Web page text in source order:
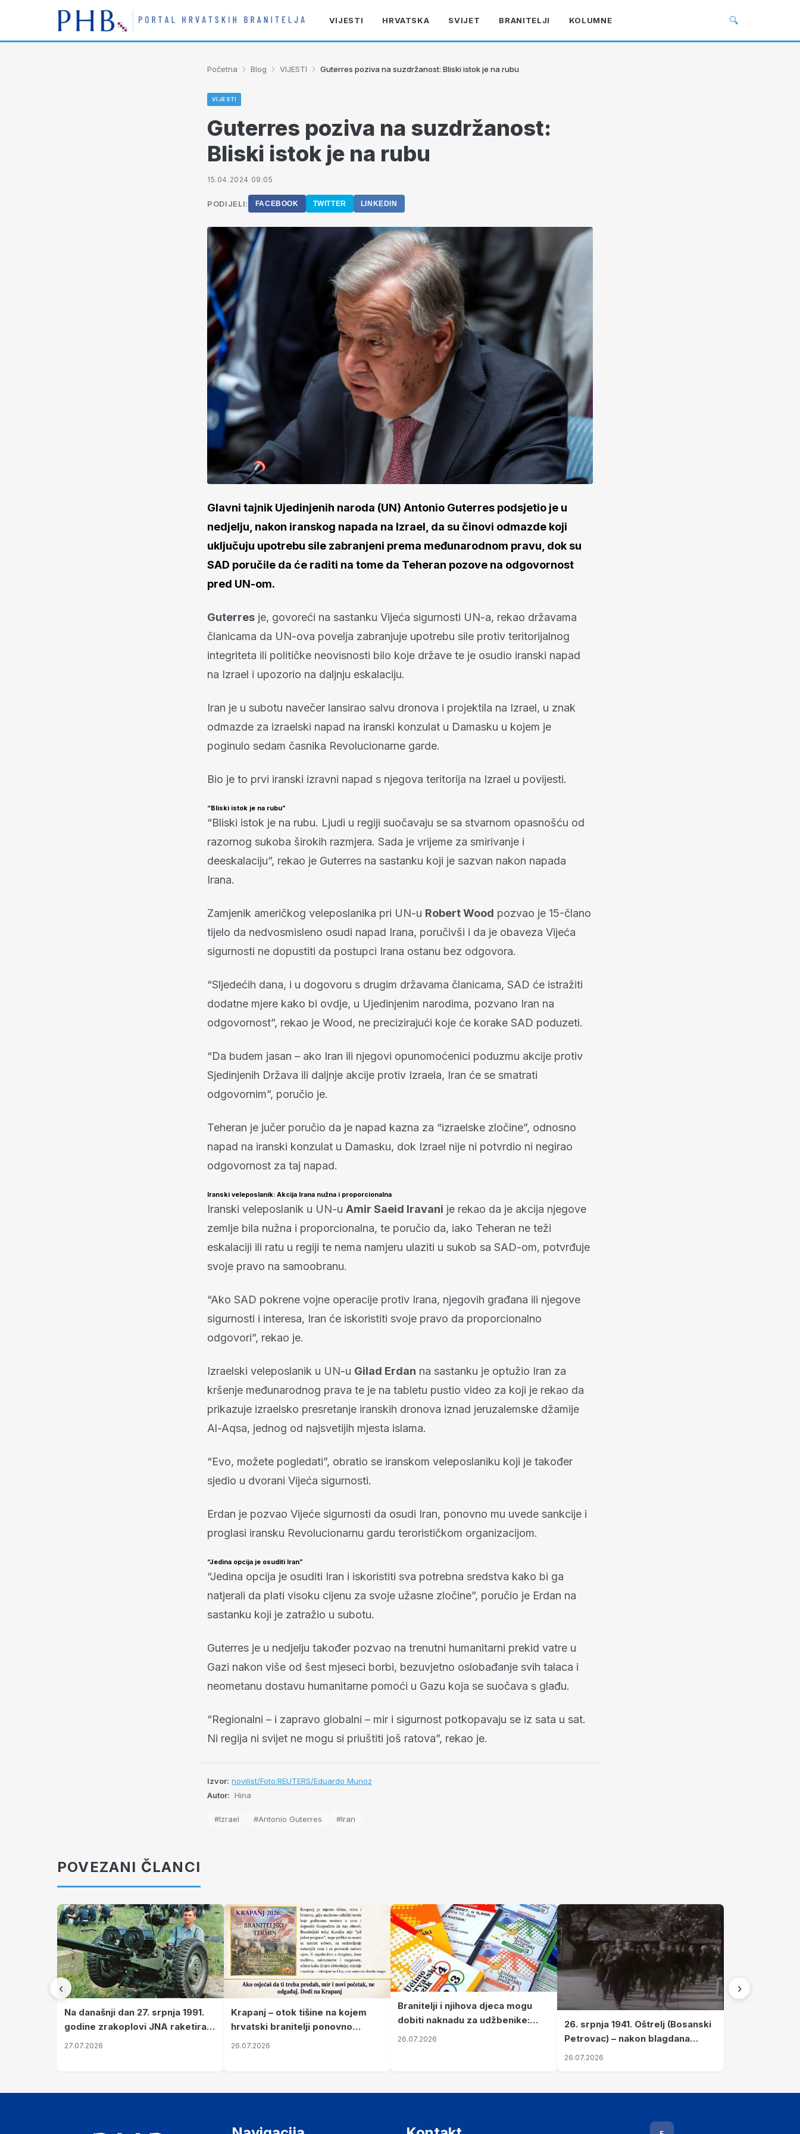
VIJESTI HRVATSKA SVIJET BRANITELJI KOLUMNE 🔍
Početna › Blog › VIJESTI › Guterres poziva na suzdržanost: Bliski istok je na rubu
VIJESTI
Guterres poziva na suzdržanost:
Bliski istok je na rubu
15.04.2024 09:05
PODIJELI: FACEBOOK TWITTER LINKEDIN
Glavni tajnik Ujedinjenih naroda (UN) Antonio Guterres podsjetio je u
nedjelju, nakon iranskog napada na Izrael, da su činovi odmazde koji
uključuju upotrebu sile zabranjeni prema međunarodnom pravu, dok su
SAD poručile da će raditi na tome da Teheran pozove na odgovornost
pred UN-om.
Guterres je, govoreći na sastanku Vijeća sigurnosti UN-a, rekao državama
članicama da UN-ova povelja zabranjuje upotrebu sile protiv teritorijalnog
integriteta ili političke neovisnosti bilo koje države te je osudio iranski napad
na Izrael i upozorio na daljnju eskalaciju.
Iran je u subotu navečer lansirao salvu dronova i projektila na Izrael, u znak
odmazde za izraelski napad na iranski konzulat u Damasku u kojem je
poginulo sedam časnika Revolucionarne garde.
Bio je to prvi iranski izravni napad s njegova teritorija na Izrael u povijesti.
“Bliski istok je na rubu”
“Bliski istok je na rubu. Ljudi u regiji suočavaju se sa stvarnom opasnošću od
razornog sukoba širokih razmjera. Sada je vrijeme za smirivanje i
deeskalaciju”, rekao je Guterres na sastanku koji je sazvan nakon napada
Irana.
Zamjenik američkog veleposlanika pri UN-u Robert Wood pozvao je 15-člano
tijelo da nedvosmisleno osudi napad Irana, poručivši i da je obaveza Vijeća
sigurnosti ne dopustiti da postupci Irana ostanu bez odgovora.
“Sljedećih dana, i u dogovoru s drugim državama članicama, SAD će istražiti
dodatne mjere kako bi ovdje, u Ujedinjenim narodima, pozvano Iran na
odgovornost”, rekao je Wood, ne precizirajući koje će korake SAD poduzeti.
“Da budem jasan – ako Iran ili njegovi opunomoćenici poduzmu akcije protiv
Sjedinjenih Država ili daljnje akcije protiv Izraela, Iran će se smatrati
odgovornim”, poručio je.
Teheran je jučer poručio da je napad kazna za “izraelske zločine”, odnosno
napad na iranski konzulat u Damasku, dok Izrael nije ni potvrdio ni negirao
odgovornost za taj napad.
Iranski veleposlanik: Akcija Irana nužna i proporcionalna
Iranski veleposlanik u UN-u Amir Saeid Iravani je rekao da je akcija njegove
zemlje bila nužna i proporcionalna, te poručio da, iako Teheran ne teži
eskalaciji ili ratu u regiji te nema namjeru ulaziti u sukob sa SAD-om, potvrđuje
svoje pravo na samoobranu.
“Ako SAD pokrene vojne operacije protiv Irana, njegovih građana ili njegove
sigurnosti i interesa, Iran će iskoristiti svoje pravo da proporcionalno
odgovori”, rekao je.
Izraelski veleposlanik u UN-u Gilad Erdan na sastanku je optužio Iran za
kršenje međunarodnog prava te je na tabletu pustio video za koji je rekao da
prikazuje izraelsko presretanje iranskih dronova iznad jeruzalemske džamije
Al-Aqsa, jednog od najsvetijih mjesta islama.
“Evo, možete pogledati”, obratio se iranskom veleposlaniku koji je također
sjedio u dvorani Vijeća sigurnosti.
Erdan je pozvao Vijeće sigurnosti da osudi Iran, ponovno mu uvede sankcije i
proglasi iransku Revolucionarnu gardu terorističkom organizacijom.
“Jedina opcija je osuditi Iran”
“Jedina opcija je osuditi Iran i iskoristiti sva potrebna sredstva kako bi ga
natjerali da plati visoku cijenu za svoje užasne zločine”, poručio je Erdan na
sastanku koji je zatražio u subotu.
Guterres je u nedjelju također pozvao na trenutni humanitarni prekid vatre u
Gazi nakon više od šest mjeseci borbi, bezuvjetno oslobađanje svih talaca i
neometanu dostavu humanitarne pomoći u Gazu koja se suočava s glađu.
“Regionalni – i zapravo globalni – mir i sigurnost potkopavaju se iz sata u sat.
Ni regija ni svijet ne mogu si priuštiti još ratova”, rekao je.
Izvor: novilist/Foto:REUTERS/Eduardo Munoz
Autor: Hina
#Izrael #Antonio Guterres #Iran
POVEZANI ČLANCI
‹
Na današnji dan 27. srpnja 1991.
godine zrakoplovi JNA raketirali
su vojarnu i obučni centar "Nikola
27.07.2026
Krapanj – otok tišine na kojem
hrvatski branitelji ponovno
pronalaze mir
26.07.2026
Branitelji i njihova djeca mogu
dobiti naknadu za udžbenike:
zahtjevi se podnose do 31.
26.07.2026
26. srpnja 1941. Oštrelj (Bosanski
Petrovac) – nakon blagdana
Svete Ane izvršen napad srpskih
26.07.2026
›